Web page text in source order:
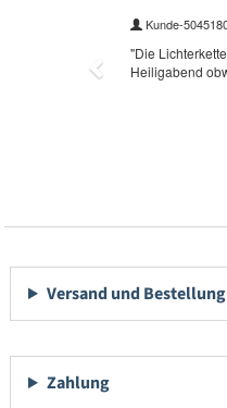
Versand und Bestellung
Zahlung